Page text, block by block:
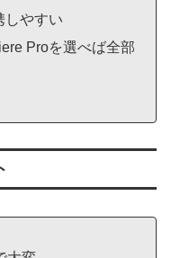
しやすい
Proを選べば全部